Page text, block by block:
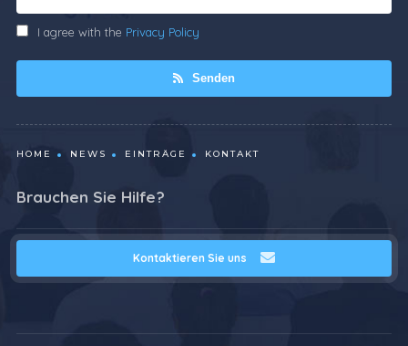
I agree with the Privacy Policy
Senden
HOME NEWS EINTRÄGE KONTAKT
Brauchen Sie Hilfe?
Kontaktieren Sie uns